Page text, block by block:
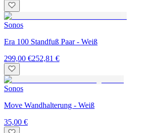
Sonos
Era 100 Standfuß Paar - Weiß
299,00 €252,81 €
Sonos
Move Wandhalterung - Weiß
35,00 €